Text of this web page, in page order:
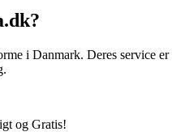
i Danmark. Deres service er
og Gratis!